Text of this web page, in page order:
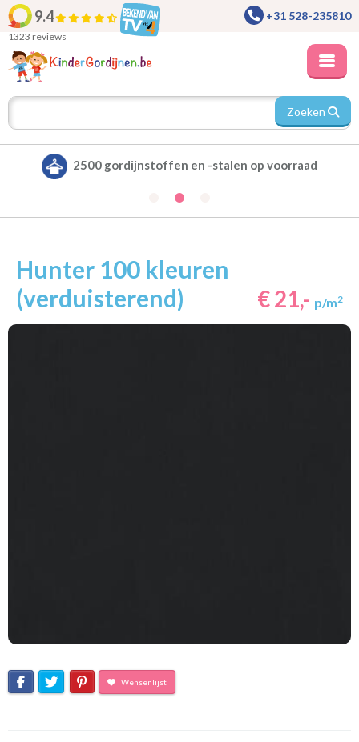
9.4
1323 reviews
+31 528-235810
Zoeken
Alle gordijnen verduisterend leverbaar
Hunter 100 kleuren
(verduisterend)
€ 21,- p/m2
Wensenlijst